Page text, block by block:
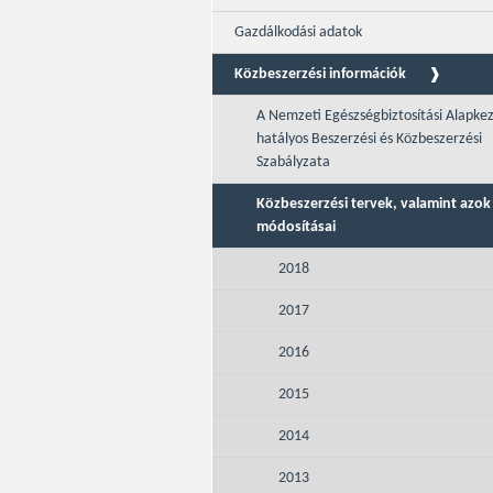
Gazdálkodási adatok
Közbeszerzési információk
A Nemzeti Egészségbiztosítási
hatályos Beszerzési és Közbeszerzési
Szabályzata
Közbeszerzési tervek, valamint azok
módosításai
2018
2017
2016
2015
2014
2013